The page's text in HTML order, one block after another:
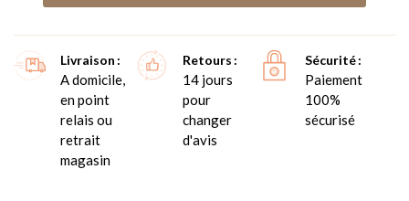
Livraison
A domicile,
en point
relais ou
retrait
magasin
Retours
14 jours
pour
changer
d'avis
Sécurité
Paiement
100%
sécurisé